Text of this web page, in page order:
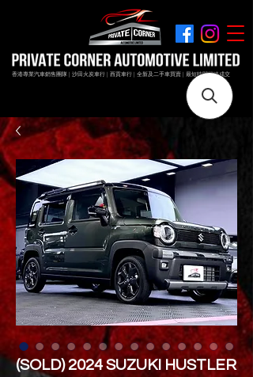
香港專業汽車銷售團隊 | 沙田火炭車行 | 西貢車行 | 全新及二手車買賣 | 最短時間極速成交
(SOLD) 2024 SUZUKI HUSTLER